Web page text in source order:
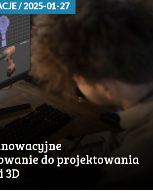
/ 2025-01-27
do projektowania